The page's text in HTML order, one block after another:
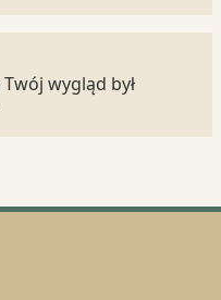
wygląd był